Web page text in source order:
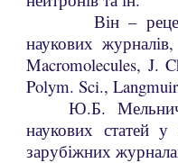
Він –
наукових
Macromolecules, J.
Polym. Sci.,
Ю.Б.
наукових статей у
зарубіжних